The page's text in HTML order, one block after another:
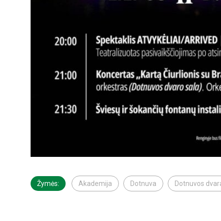
Žymės: Akademija Dotnuva Dotnuvos